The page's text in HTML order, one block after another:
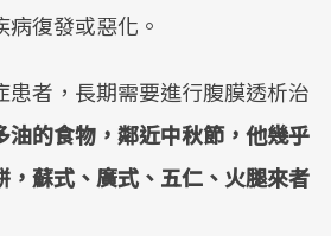
復發或惡化。
患者，長期需要進行腹膜透析治
油的食物，鄰近中秋節，他幾乎
，蘇式、廣式、五仁、火腿來者